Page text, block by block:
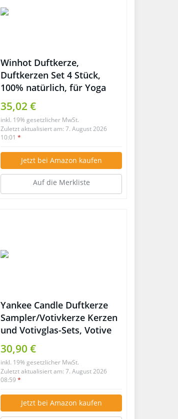
Winhot Duftkerze,
Duftkerzen Set 4 Stück,
100% natürlich, für Yoga
Spa,
Aromatherapie,Weihnachten,
Geburtstag, Valentinstag
35,02 €
inkl. 19% gesetzlicher MwSt.
Zuletzt aktualisiert am: 7. August 2026
10:01*
Jetzt bei Amazon kaufen
Auf die Merkliste
Yankee Candle Duftkerze
Sampler/Votivkerze Kerzen
und Votivglas-Sets, Votive
Samplers Set of 10
30,90 €
inkl. 19% gesetzlicher MwSt.
Zuletzt aktualisiert am: 7. August 2026
08:59*
Jetzt bei Amazon kaufen